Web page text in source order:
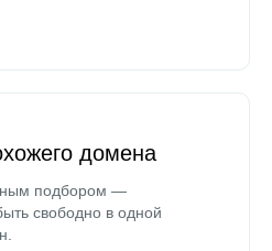
домена
подбором —
свободно в одной